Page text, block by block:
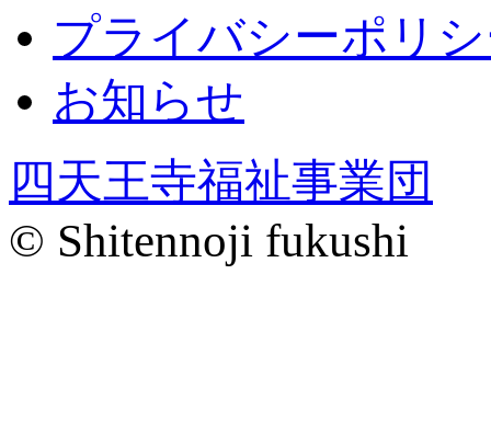
プライバシーポリ
お知らせ
四天王寺福祉事業団
© Shitennoji fukushi